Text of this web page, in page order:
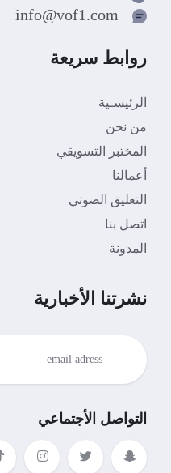
info@vof1.com
روابط سريعة
الرئيسـية
من نحن
المختبر التسويقي
أعمالنا
التعليق الصوتي
اتصل بنا
المدونة
نشرتنا الأخبارية
التواصل الأجتماعي